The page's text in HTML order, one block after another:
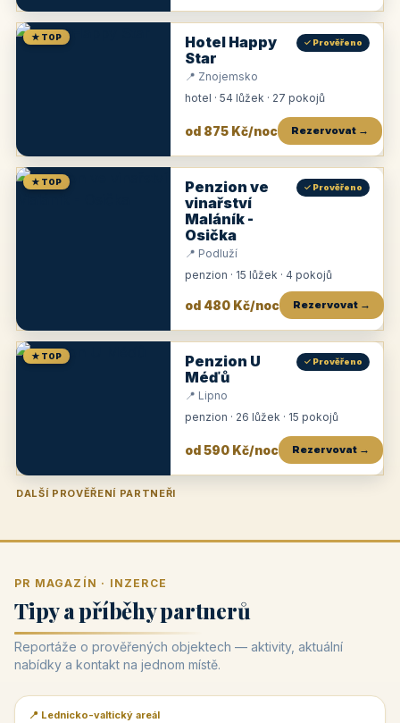
★ TOP
Hotel Happy
Star
✓ Prověřeno
📍 Znojemsko
hotel · 54 lůžek · 27 pokojů
od 875 Kč/noc Rezervovat →
★ TOP
Penzion ve
vinařství
Maláník -
Osička
✓ Prověřeno
📍 Podluží
penzion · 15 lůžek · 4 pokojů
od 480 Kč/noc Rezervovat →
★ TOP
Penzion U
Méďů
✓ Prověřeno
📍 Lipno
penzion · 26 lůžek · 15 pokojů
od 590 Kč/noc Rezervovat →
DALŠÍ PROVĚŘENÍ PARTNEŘI
Penzion U Zámku Pension Faber
PR MAGAZÍN · INZERCE
Tipy a příběhy partnerů
Reportáže o prověřených objektech — aktivity, aktuální
nabídky a kontakt na jednom místě.
📰 PR článek
📍 Lednicko-valtický areál